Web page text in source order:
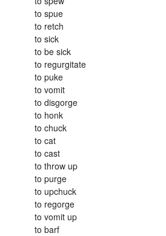
to spue
to retch
to sick
to be sick
to regurgitate
to puke
to vomit
to disgorge
to honk
to chuck
to cat
to cast
to throw up
to purge
to upchuck
to regorge
to vomit up
to barf